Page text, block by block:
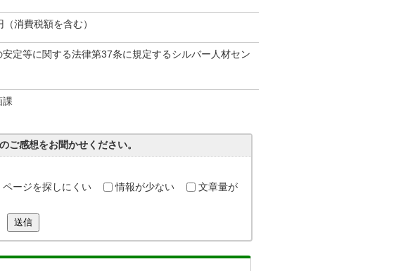
消費税額を含む）
定等に関する法律第37条に規定するシルバー人材セン
課
ご感想をお聞かせください。
ページを探しにくい 情報が少ない
文章量が
送信